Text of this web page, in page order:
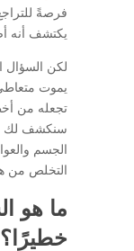
فرصةً
يكتشف أنه
لكن السؤال
يموت
تجعله من
سنكشف لك
الجسم
التخلص من
ما هو
خطيرًا؟